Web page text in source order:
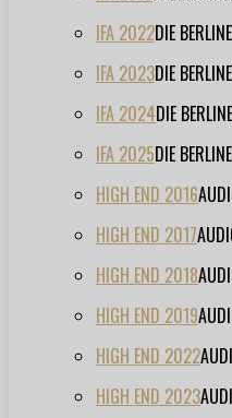
IFA 2022DIE
IFA 2023DIE
IFA 2024DIE
IFA 2025DIE
HIGH END 2016
HIGH END 2017
HIGH END 2018
HIGH END 2019
HIGH END 2022
HIGH END 2023